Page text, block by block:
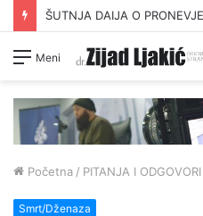
ŠUTNJA DAIJA O
Meni
Početna / PITANJA I ODGOVORI
Smrt/Dženaza